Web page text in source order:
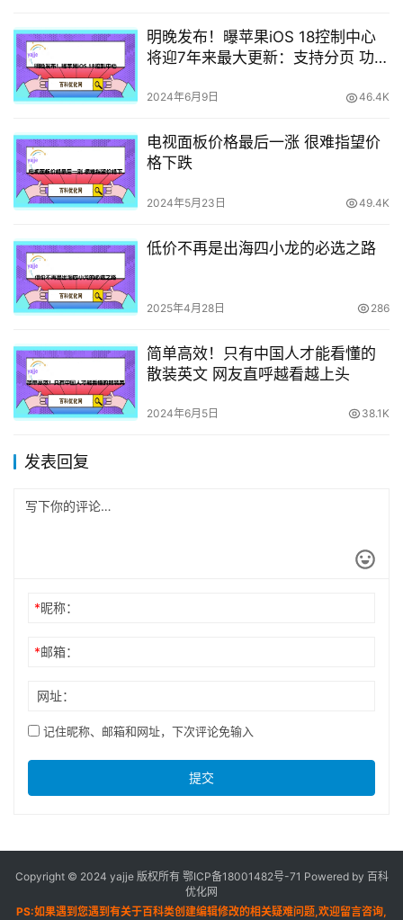
明晚发布！曝苹果iOS 18控制中心
将迎7年来最大更新：支持分页 功能
2024年6月9日 46.4K
电视面板价格最后一涨 很难指望价
格下跌
2024年5月23日 49.4K
低价不再是出海四小龙的必选之路
2025年4月28日 286
简单高效！只有中国人才能看懂的
散装英文 网友直呼越看越上头
2024年6月5日 38.1K
发表回复
*昵称：
*邮箱：
网址：
记住昵称、邮箱和网址，下次评论免输入
提交
Copyright © 2024 yajje 版权所有鄂ICP备18001482号-71 Powered by 百科
优化网
PS:如果遇到您遇到有关于百科类创建编辑修改的相关疑难问题,欢迎留言咨询,